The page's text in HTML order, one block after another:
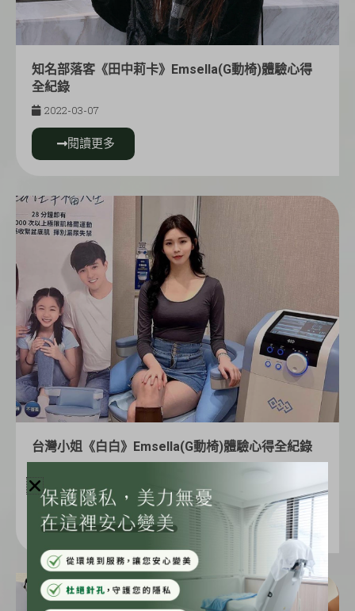
知名部落客《田中莉卡》Emsella(G動椅)體驗心得
全紀錄
2022-03-07
閱讀更多
台灣小姐《白白》Emsella(G動椅)體驗心得全紀錄
2022-03-07
閱讀更多